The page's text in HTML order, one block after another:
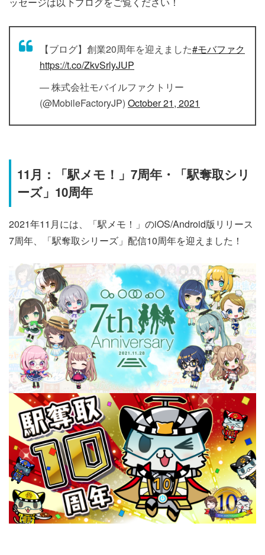
【ブログ】創業20周年を迎えました#モバファク
https://t.co/ZkvSrlyJUP
— 株式会社モバイルファクトリー
(@MobileFactoryJP) October 21, 2021
11月：「駅メモ！」7周年・「駅奪取シリ
ーズ」10周年
2021年11月には、「駅メモ！」のiOS/Android版リリース
7周年、「駅奪取シリーズ」配信10周年を迎えました！